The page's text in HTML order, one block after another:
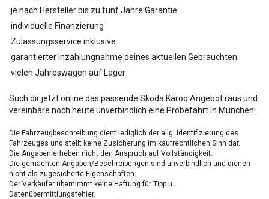
je nach Hersteller bis zu fünf Jahre Garantie
individuelle Finanzierung
Zulassungsservice inklusive
garantierter Inzahlungnahme deines aktuellen Gebrauchten
vielen Jahreswagen auf Lager
Such dir jetzt online das passende Skoda Karoq Angebot raus und
vereinbare noch heute unverbindlich eine Probefahrt in München!
Die Fahrzeugbeschreibung dient lediglich der allg. Identifizierung des
Fahrzeuges und stellt keine Zusicherung im kaufrechtlichen Sinn dar.
Die Angaben erheben nicht den Anspruch auf Vollständigkeit.
Die gemachten Angaben/Beschreibungen sind unverbindlich und dienen
nicht als zugesicherte Eigenschaften.
Der Verkäufer übernimmt keine Haftung für Tipp u.
Datenübermittlungsfehler.